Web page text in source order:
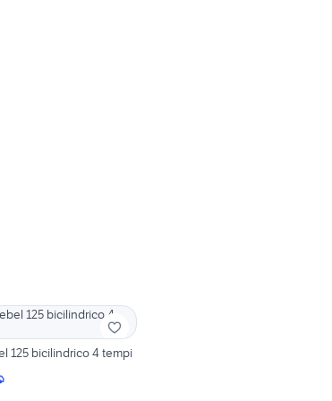
125 bicilindrico 4 tempi